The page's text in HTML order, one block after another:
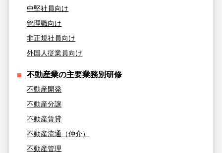
中堅社員向け
管理職向け
非正規社員向け
外国人従業員向け
不動産業の主要業務別研修
不動産開発
不動産分譲
不動産賃貸
不動産流通（仲介）
不動産管理